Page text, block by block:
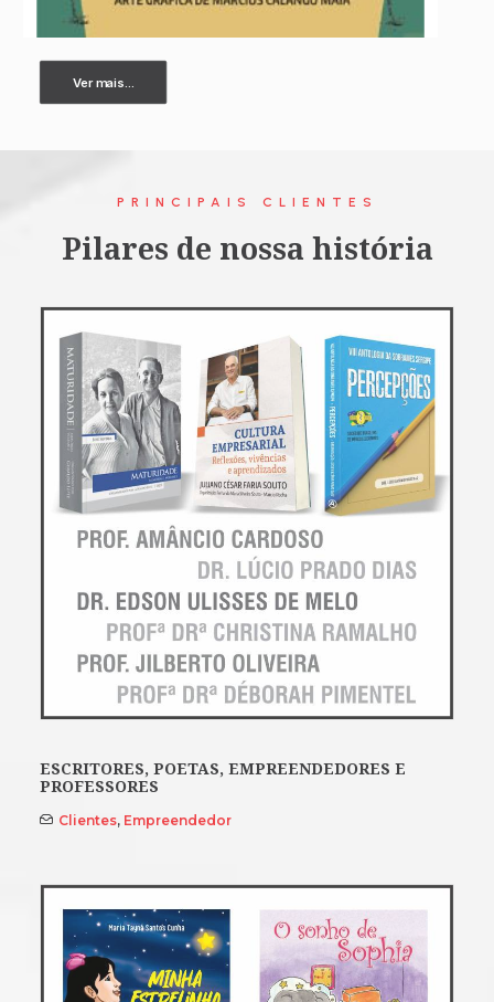
Ver mais...
PRINCIPAIS CLIENTES
Pilares de nossa história
ESCRITORES, POETAS, EMPREENDEDORES E
PROFESSORES
Clientes, Empreendedor